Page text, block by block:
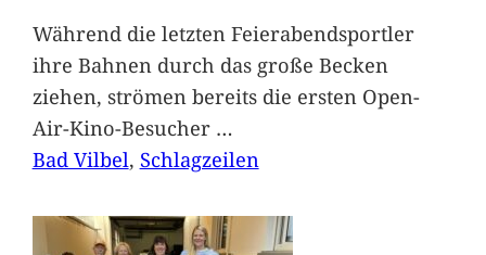
Während die letzten Feierabendsportler
ihre Bahnen durch das große Becken
ziehen, strömen bereits die ersten Open-
Air-Kino-Besucher …
Bad Vilbel, Schlagzeilen